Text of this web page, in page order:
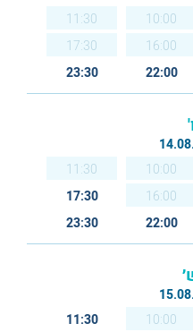
10:00
11:30
16:00
17:30
22:00
23:30
10:00
11:30
16:00
17:30
22:00
23:30
10:00
11:30